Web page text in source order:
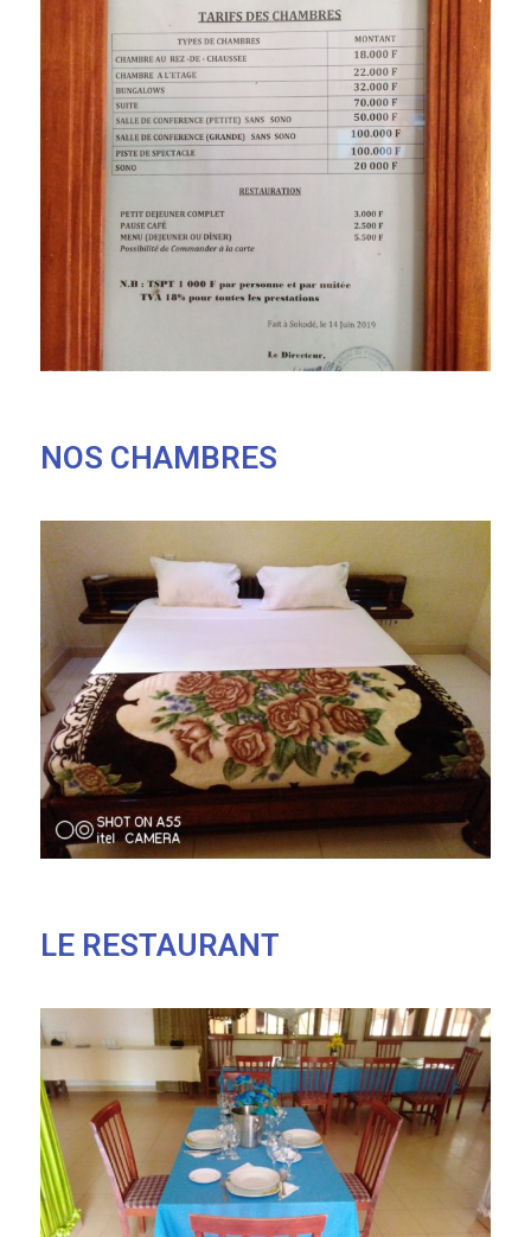
NOS CHAMBRES
LE RESTAURANT